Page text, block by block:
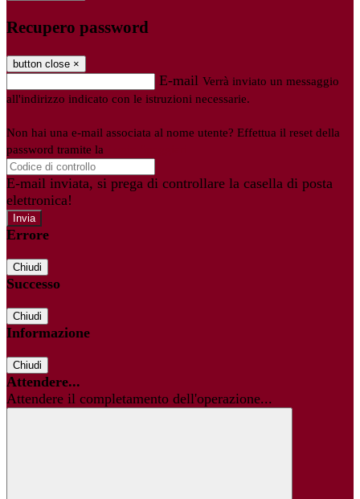
Recupero password
button close ×
E-mail Verrà inviato un messaggio
all'indirizzo indicato con le istruzioni necessarie.
Non hai una e-mail associata al nome utente? Effettua il reset della
password tramite la
E-mail inviata, si prega di controllare la casella di posta
elettronica!
Errore
Chiudi
Successo
Chiudi
Informazione
Chiudi
Attendere...
Attendere il completamento dell'operazione...